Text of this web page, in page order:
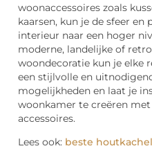
woonaccessoires zoals
kaarsen, kun je de sfeer en
interieur naar een hoger
moderne, landelijke of
woondecoratie kun je elke
een stijlvolle en
mogelijkheden en laat je
woonkamer te creëren
accessoires.
Lees ook: beste